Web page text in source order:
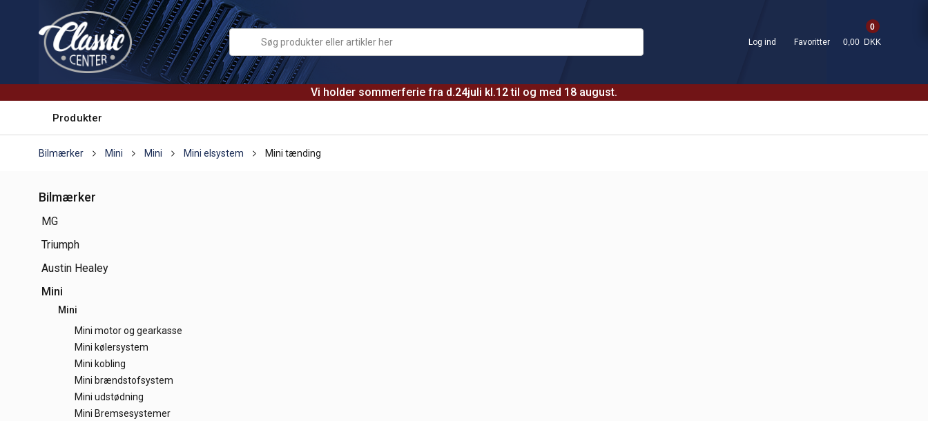
Vi holder sommerferie fra d.24juli kl.12 til og med 18 august.
Log ind Favoritter
0
0,00 DKK
Produkter
Bilmærker Mini Mini Mini elsystem Mini tænding
Bilmærker
MG
Triumph
Austin Healey
Mini
Mini
Mini motor og gearkasse
Mini kølersystem
Mini kobling
Mini brændstofsystem
Mini udstødning
Mini Bremsesystemer